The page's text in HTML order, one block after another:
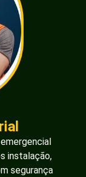
instalação,
segurança